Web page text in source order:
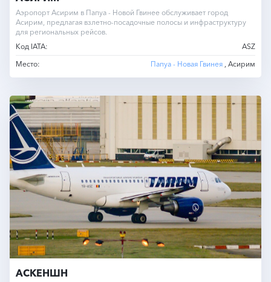
Аэропорт Асирим в Папуа - Новой Гвинее обслуживает город
Асирим, предлагая взлетно-посадочные полосы и инфраструктуру
для региональных рейсов.
Код IATA:
ASZ
Место:
Папуа - Новая Гвинея , Асирим
АСКЕНШН